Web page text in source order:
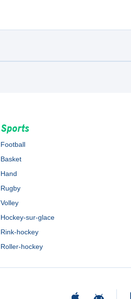
Sports
Football
Basket
Hand
Rugby
Volley
Hockey-sur-glace
Rink-hockey
Roller-hockey